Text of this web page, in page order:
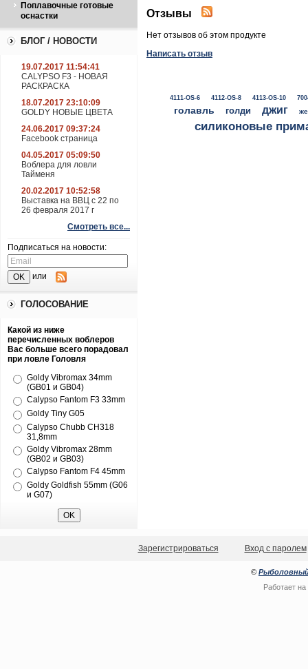
Поплавочные готовые
оснастки
БЛОГ / НОВОСТИ
19.07.2017 11:54:41
CALYPSO F3 - НОВАЯ
РАСКРАСКА
18.07.2017 23:10:09
GOLDY НОВЫЕ ЦВЕТА
24.06.2017 09:37:24
Facebook страница
04.05.2017 05:09:50
Воблера для ловли
Тайменя
20.02.2017 10:52:58
Выставка на ВВЦ с 22 по
26 февраля 2017 г
Смотреть все...
Подписаться на новости:
или
ГОЛОСОВАНИЕ
Какой из ниже
перечисленных воблеров
Вас больше всего порадовал
при ловле Головля
Goldy Vibromax 34mm
(GB01 и GB04)
Calypso Fantom F3 33mm
Goldy Tiny G05
Calypso Chubb CH318
31,8mm
Goldy Vibromax 28mm
(GB02 и GB03)
Calypso Fantom F4 45mm
Goldy Goldfish 55mm (G06
и G07)
Отзывы
Нет отзывов об этом продукте
Написать отзыв
4111-OS-6 4112-OS-8 4113-OS-10
голавль голди джиг
силиконовые
Зарегистрироваться Вход с паролем
© Рыболовный
Работает